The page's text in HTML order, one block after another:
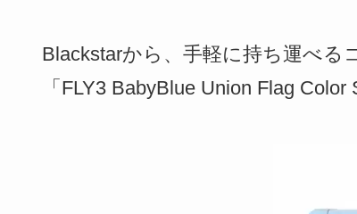
Blackstarから、手軽に持ち運べる
「FLY3 BabyBlue Union Flag